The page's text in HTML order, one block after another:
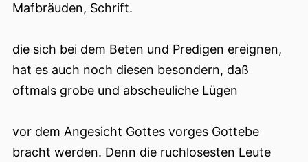
Mafbräuden, Schrift.
die sich bei dem Beten und Predigen ereignen,
hat es auch noch diesen besondern, daß
oftmals grobe und abscheuliche Lügen
vor dem Angesicht Gottes vorges Gottebe
bracht werden. Denn die ruchlosesten Leute